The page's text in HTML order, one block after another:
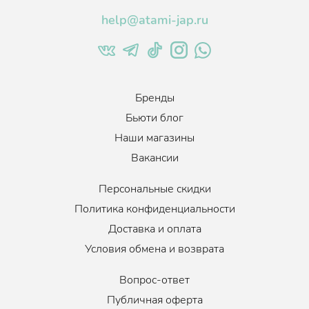
help@atami-jap.ru
Бренды
Бьюти блог
Наши магазины
Вакансии
Персональные скидки
Политика конфиденциальности
Доставка и оплата
Условия обмена и возврата
Вопрос-ответ
Публичная оферта